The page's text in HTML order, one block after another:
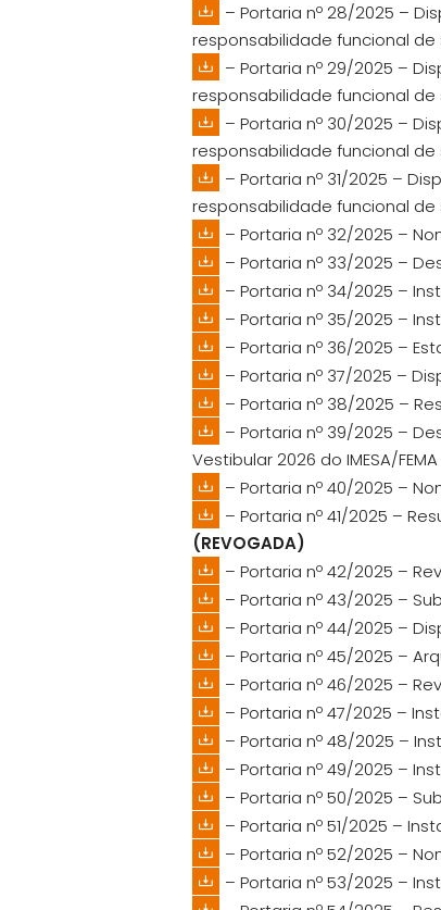
– Portaria nº 28/2025 –
responsabilidade funcional de
– Portaria nº 29/2025 –
responsabilidade funcional de
– Portaria nº 30/2025 –
responsabilidade funcional de
– Portaria nº 31/2025 –
responsabilidade funcional de
– Portaria nº 32/2025 –
– Portaria nº 33/2025 –
– Portaria nº 34/2025 –
– Portaria nº 35/2025 –
– Portaria nº 36/2025 –
– Portaria nº 37/2025 –
– Portaria nº 38/2025 –
– Portaria nº 39/2025 –
Vestibular 2026 do IMESA/FEMA
– Portaria nº 40/2025 –
– Portaria nº 41/2025 –
(REVOGADA)
– Portaria nº 42/2025 –
– Portaria nº 43/2025 –
– Portaria nº 44/2025 –
– Portaria nº 45/2025 –
– Portaria nº 46/2025 –
– Portaria nº 47/2025 –
– Portaria nº 48/2025 –
– Portaria nº 49/2025 –
– Portaria nº 50/2025 –
– Portaria nº 51/2025 –
– Portaria nº 52/2025 –
– Portaria nº 53/2025 –